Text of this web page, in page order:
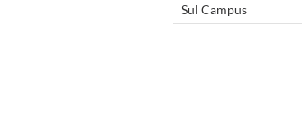
Sul Campus